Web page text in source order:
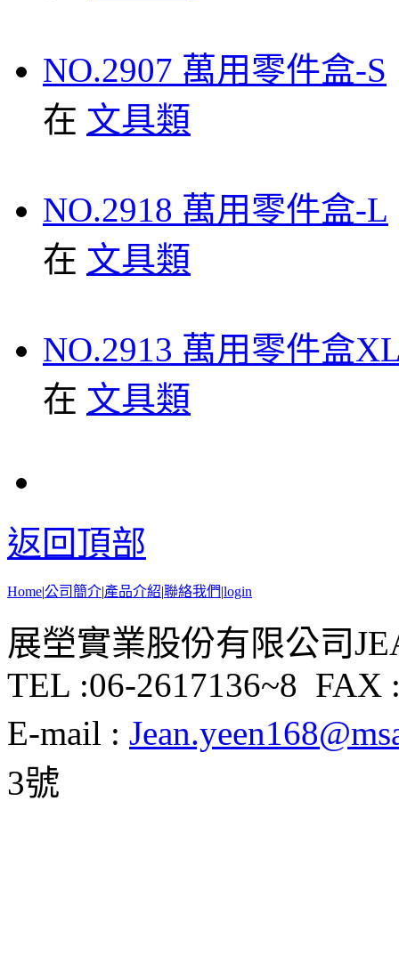
NO.2907 萬用零件盒-S
在 文具類
NO.2918 萬用零件盒-L
在 文具類
NO.2913 萬用零件盒
在 文具類
返回頂部
Home|公司簡介|產品介紹|聯絡我們|login
展塋實業股份有限公司
TEL :06-2617136~8 FAX
E-mail :
3號